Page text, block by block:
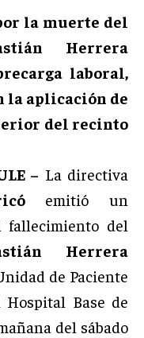
la muerte del
Herrera
laboral,
la aplicación de
del recinto
– La directiva
emitió un
fallecimiento del
Herrera
de Paciente
Hospital Base de
del sábado